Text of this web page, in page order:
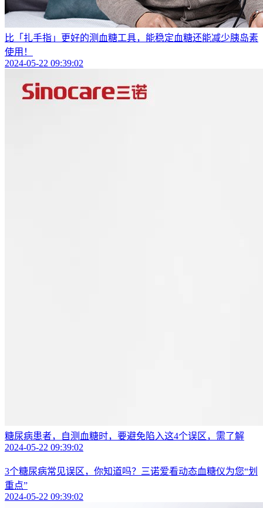
比「扎手指」更好的测血糖工具，能稳定血糖还能减少胰岛素
使用！
2024-05-22 09:39:02
糖尿病患者，自测血糖时，要避免陷入这4个误区，需了解
2024-05-22 09:39:02
3个糖尿病常见误区，你知道吗？三诺爱看动态血糖仪为您“划
重点”
2024-05-22 09:39:02